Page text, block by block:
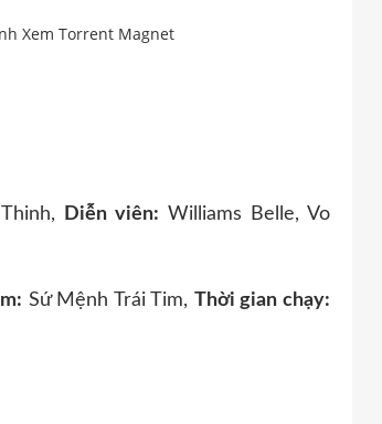
Xem Torrent Magnet
Diễn viên: Williams Belle, Vo
Sứ Mệnh Trái Tim, Thời gian chạy: